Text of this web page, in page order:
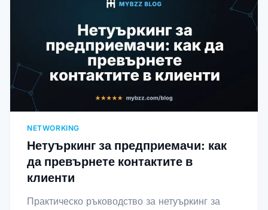
NETWORKING
Нетуъркинг за предприемачи: как
да превърнете контактите в
клиенти
Практическо ръководство за нетуъркинг за